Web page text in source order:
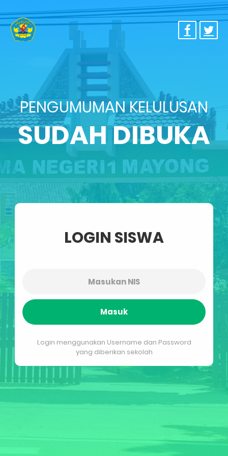
PENGUMUMAN KELULUSAN
SUDAH DIBUKA
LOGIN SISWA
Masuk
Login menggunakan Username dan Password
yang diberikan sekolah